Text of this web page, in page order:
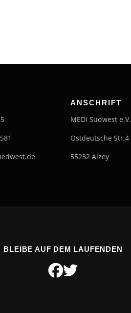
ANSCHRIFT
MEDI Südwest e.V.
Ostdeutsche Str.4
55232 Alzey
BLEIBE AUF DEM LAUFENDEN